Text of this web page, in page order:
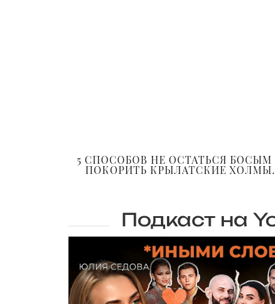
5 СПОСОБОВ НЕ ОСТАТЬСЯ БОСЫМ
ПОКОРИТЬ КРЫЛАТСКИЕ ХОЛМЫ.
Подкаст на